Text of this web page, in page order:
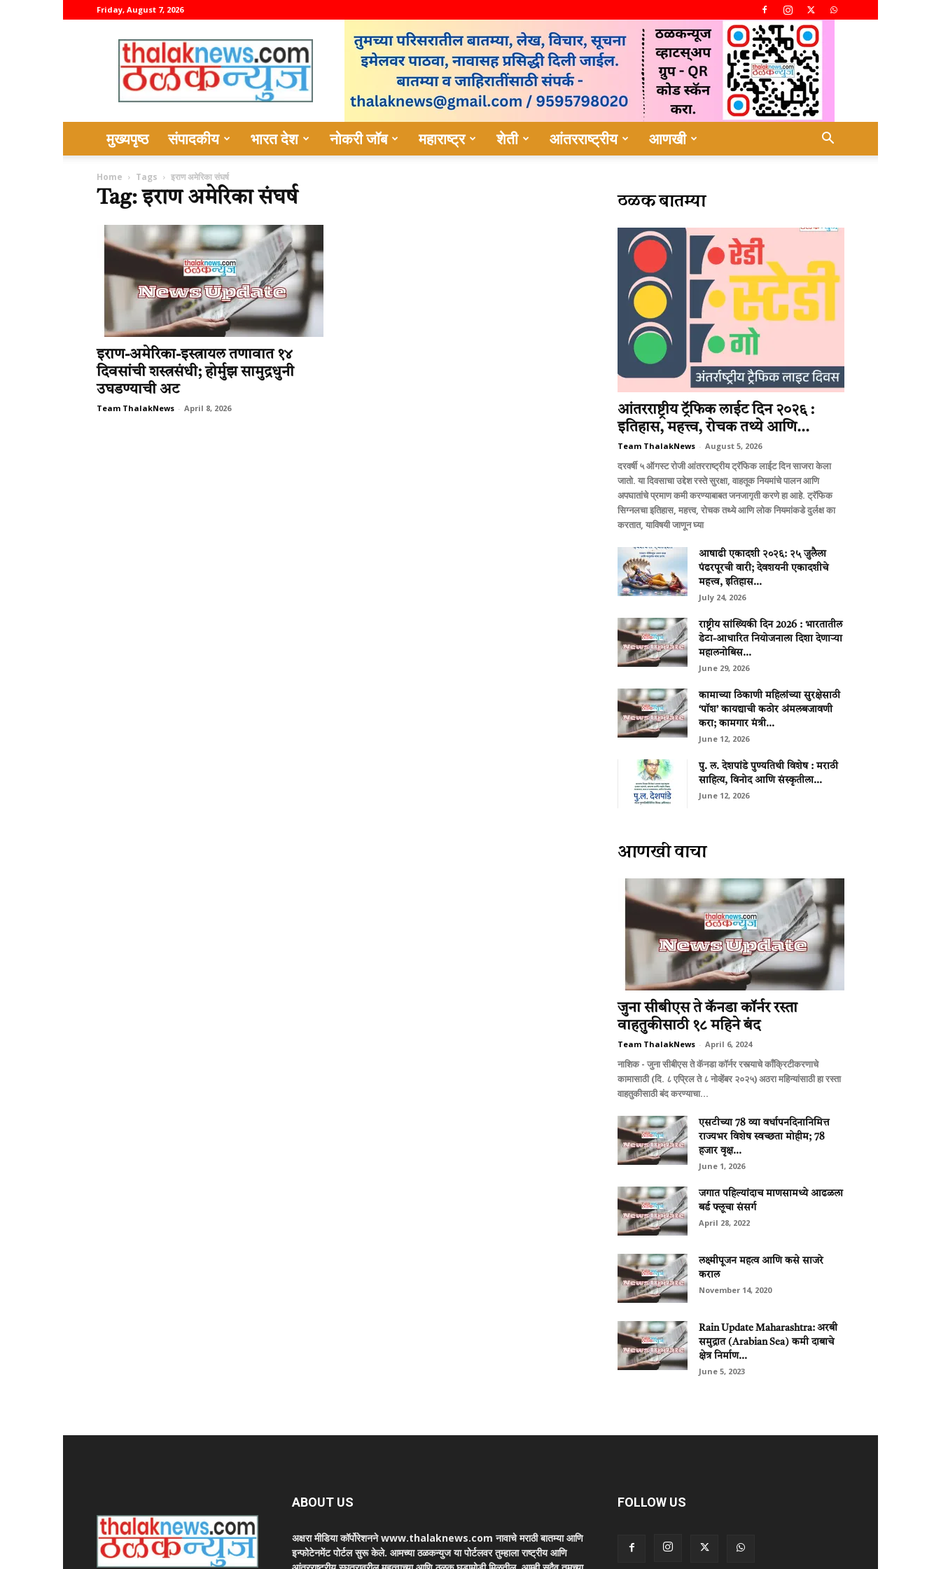
Friday, August 7, 2026
thalaknews
मुख्यपृष्ठ संपादकीय भारत देश नोकरी जॉब महाराष्ट्र शेती आंतरराष्ट्रीय आणखी
Home Tags इराण अमेरिका संघर्ष
Tag: इराण अमेरिका संघर्ष
इराण-अमेरिका-इस्त्रायल तणावात १४
दिवसांची शस्त्रसंधी; होर्मुझ सामुद्रधुनी
उघडण्याची अट
Team ThalakNews - April 8, 2026
ठळक बातम्या
आंतरराष्ट्रीय ट्रॅफिक लाईट दिन २०२६ :
इतिहास, महत्त्व, रोचक तथ्ये आणि...
Team ThalakNews - August 5, 2026
दरवर्षी ५ ऑगस्ट रोजी आंतरराष्ट्रीय ट्रॅफिक लाईट दिन साजरा केला
जातो. या दिवसाचा उद्देश रस्ते सुरक्षा, वाहतूक नियमांचे पालन आणि
अपघातांचे प्रमाण कमी करण्याबाबत जनजागृती करणे हा आहे. ट्रॅफिक
सिग्नलचा इतिहास, महत्त्व, रोचक तथ्ये आणि लोक नियमांकडे दुर्लक्ष का
करतात, याविषयी जाणून घ्या
आषाढी एकादशी २०२६: २५ जुलैला
पंढरपूरची वारी; देवशयनी एकादशीचे
महत्त्व, इतिहास...
July 24, 2026
राष्ट्रीय सांख्यिकी दिन 2026 : भारतातील
डेटा-आधारित नियोजनाला दिशा देणाऱ्या
महालनोबिस...
June 29, 2026
कामाच्या ठिकाणी महिलांच्या सुरक्षेसाठी
‘पॉश’ कायद्याची कठोर अंमलबजावणी
करा; कामगार मंत्री...
June 12, 2026
पु. ल. देशपांडे पुण्यतिथी विशेष : मराठी
साहित्य, विनोद आणि संस्कृतीला...
June 12, 2026
आणखी वाचा
जुना सीबीएस ते कॅनडा कॉर्नर रस्ता
वाहतुकीसाठी १८ महिने बंद
Team ThalakNews - April 6, 2024
नाशिक - जुना सीबीएस ते कॅनडा कॉर्नर रस्त्याचे काँक्रिटीकरणाचे
कामासाठी (दि. ८ एप्रिल ते ८ नोव्हेंबर २०२५) अठरा महिन्यांसाठी हा रस्ता
वाहतुकीसाठी बंद करण्याचा...
एसटीच्या 78 व्या वर्धापनदिनानिमित्त
राज्यभर विशेष स्वच्छता मोहीम; 78
हजार वृक्ष...
June 1, 2026
जगात पहिल्यांदाच माणसामध्ये आढळला
बर्ड फ्लूचा संसर्ग
April 28, 2022
लक्ष्मीपूजन महत्व आणि कसे साजरे
कराल
November 14, 2020
Rain Update Maharashtra: अरबी
समुद्रात (Arabian Sea) कमी दाबाचे
क्षेत्र निर्माण...
June 5, 2023
ABOUT US
अक्षरा मीडिया कॉर्पोरेशनने www.thalaknews.com नावाचे मराठी बातम्या आणि
इन्फोटेनमेंट पोर्टल सुरू केले. आमच्या ठळकन्युज या पोर्टलवर तुम्हाला राष्ट्रीय आणि
FOLLOW US